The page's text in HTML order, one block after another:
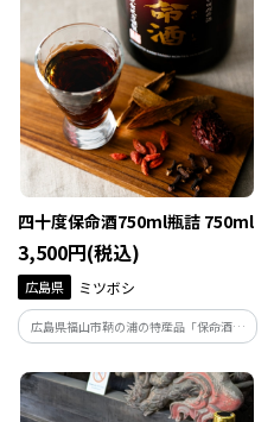
四十度保命酒750ml瓶詰 750ml
3,500円(税込)
広島県 ミツボシ
広島県福山市鞆の浦の特産品「保命酒」
のアルコール度数を、従来の１３度から
４０度に高め、力強いアルコールと華や
かな薬香を強めつつ、甘さを抑えた引き
締まった味わいに仕上げた薬草・香草系